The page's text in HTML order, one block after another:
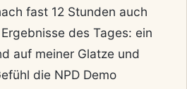
fast 12 Stunden auch
des Tages: ein
auf meiner Glatze und
die NPD Demo